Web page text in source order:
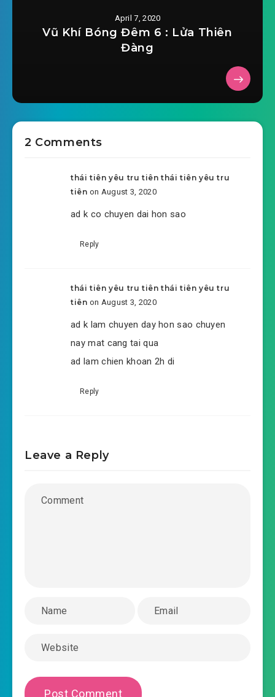
April 7, 2020
Vũ Khí Bóng Đêm 6 : Lửa Thiên
Đàng
2 Comments
thái tiên yêu tru tiên thái tiên yêu tru
tiên on August 3, 2020
ad k co chuyen dai hon sao
Reply
thái tiên yêu tru tiên thái tiên yêu tru
tiên on August 3, 2020
ad k lam chuyen day hon sao chuyen
nay mat cang tai qua
ad lam chien khoan 2h di
Reply
Leave a Reply